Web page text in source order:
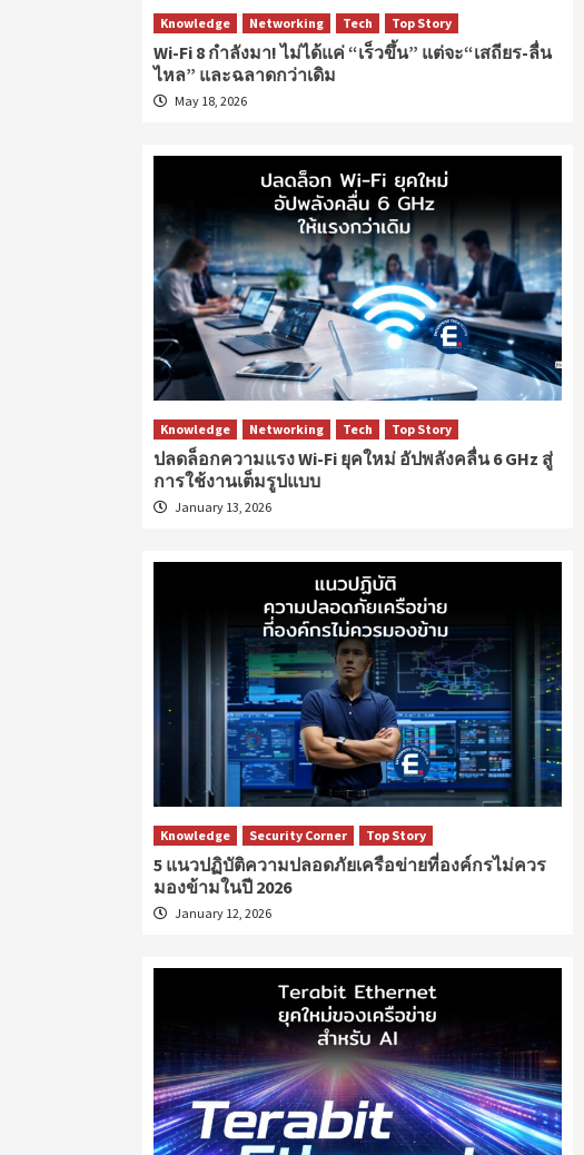
Knowledge Networking Tech Top Story
Wi-Fi 8 กำลังมา! ไม่ได้แค่ “เร็วขึ้น” แต่จะ“เสถียร-ลื่น
ไหล” และฉลาดกว่าเดิม
May 18, 2026
Knowledge Networking Tech Top Story
ปลดล็อกความแรง Wi-Fi ยุคใหม่ อัปพลังคลื่น 6 GHz สู่
การใช้งานเต็มรูปแบบ
January 13, 2026
Knowledge Security Corner Top Story
5 แนวปฏิบัติความปลอดภัยเครือข่ายที่องค์กรไม่ควร
มองข้ามในปี 2026
January 12, 2026